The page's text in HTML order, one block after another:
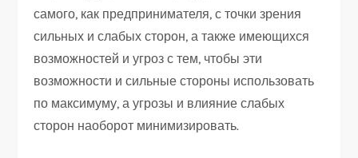
самого, как предпринимателя, с точки зрения
сильных и слабых сторон, а также имеющихся
возможностей и угроз с тем, чтобы эти
возможности и сильные стороны использовать
по максимуму, а угрозы и влияние слабых
сторон наоборот минимизировать.